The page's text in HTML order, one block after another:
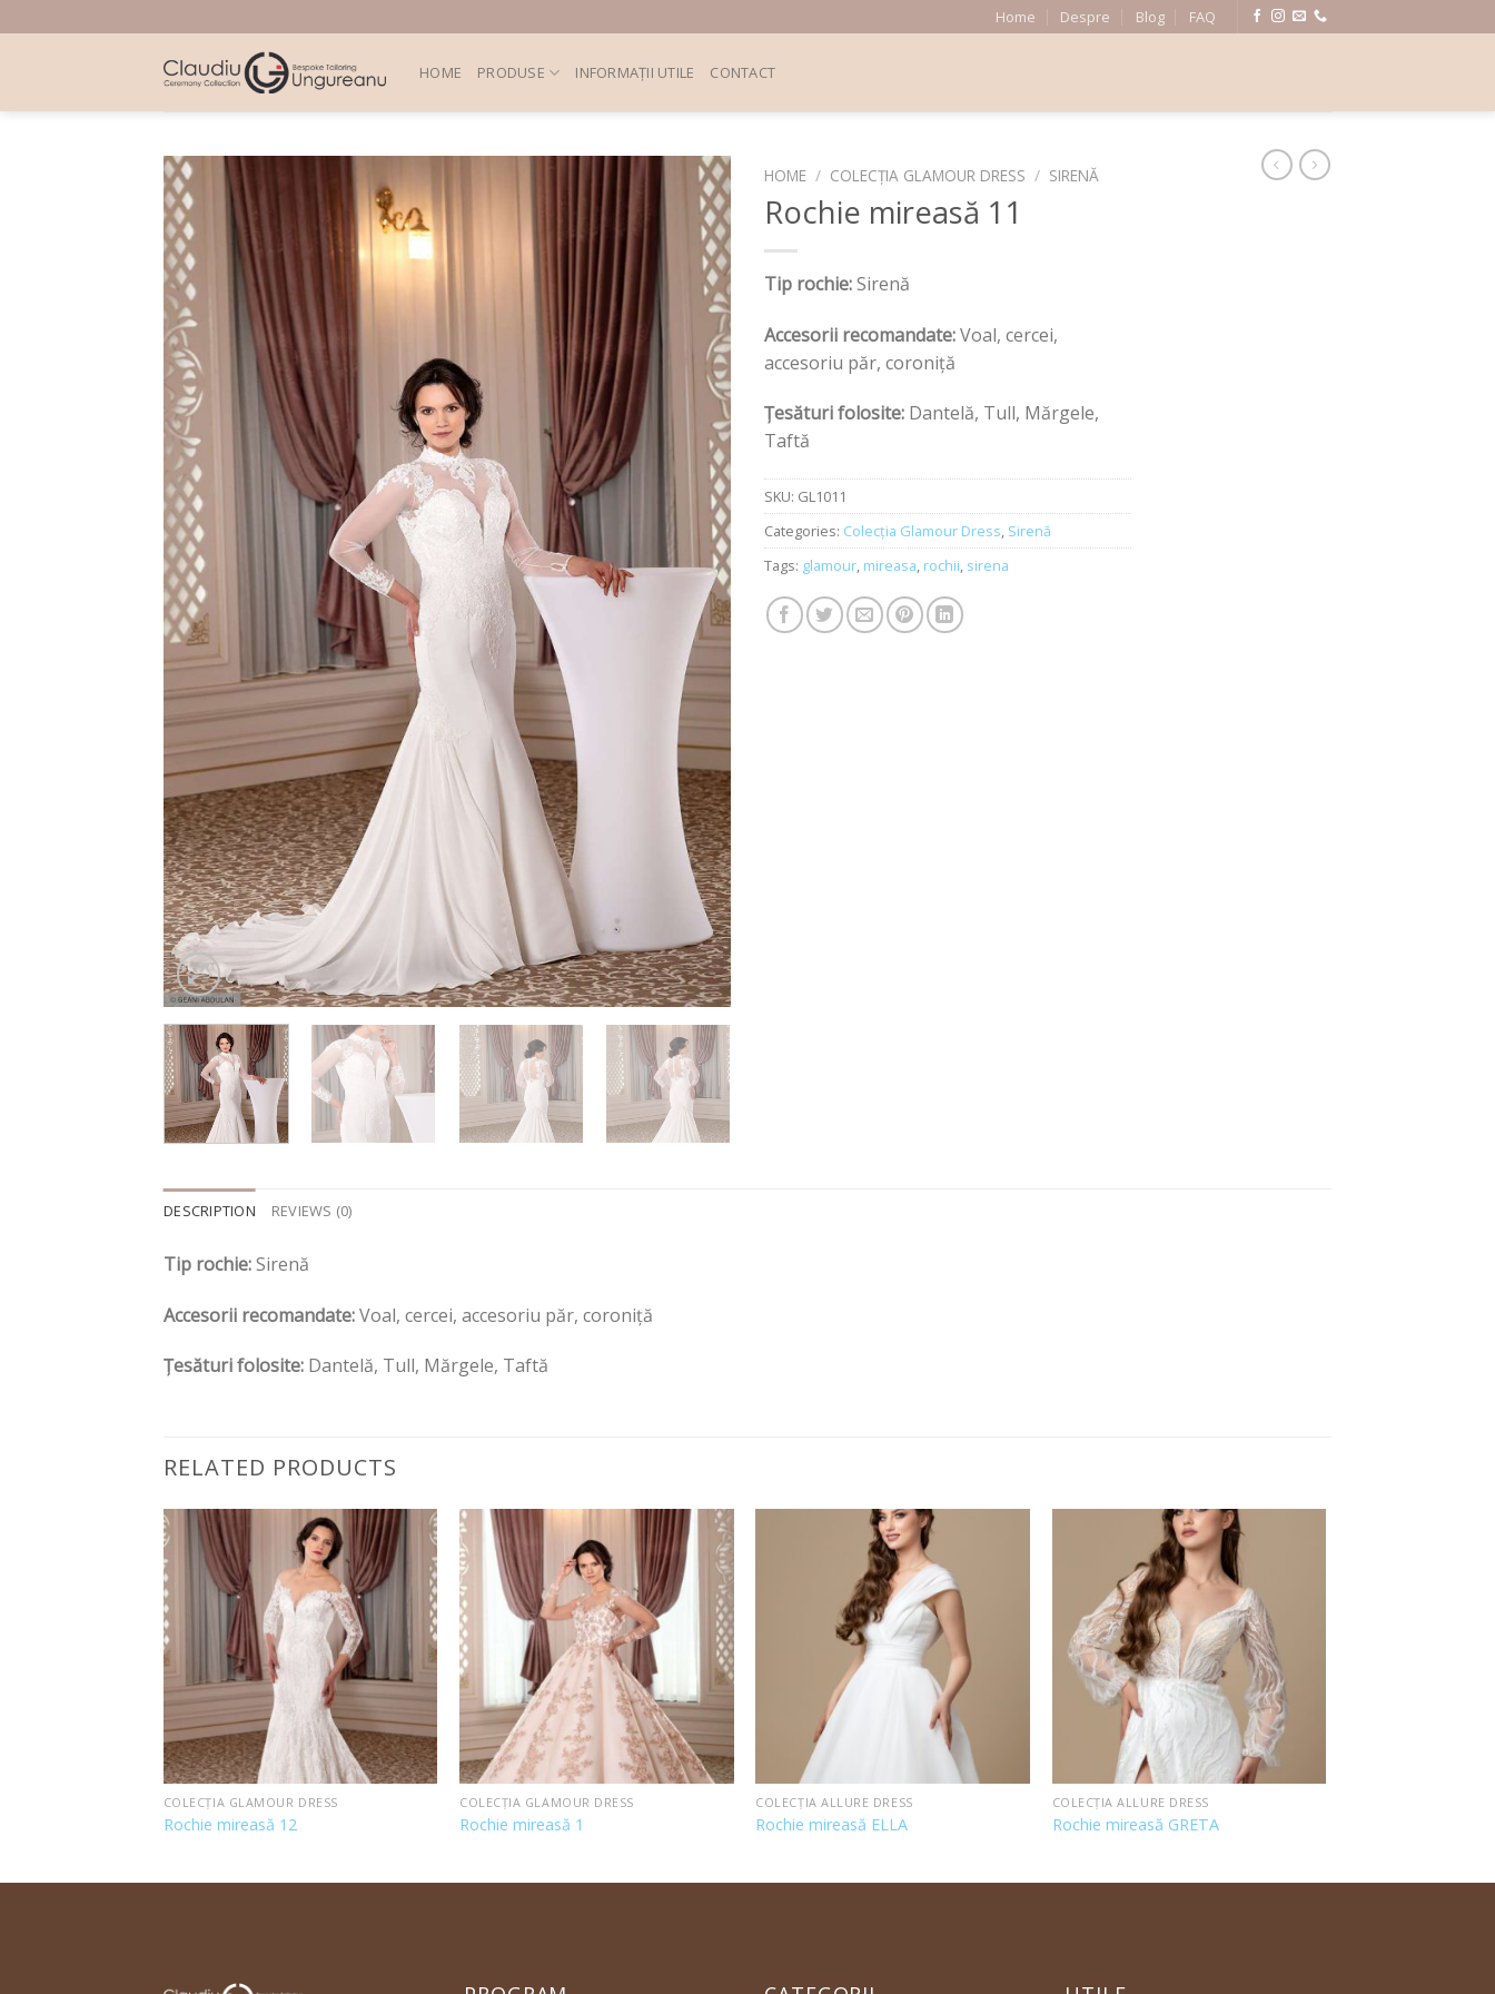
to
Home Despre Blog FAQ
HOME PRODUSE INFORMAȚII UTILE CONTACT
HOME / COLECȚIA GLAMOUR DRESS / SIRENĂ
Rochie mireasă 11
Tip rochie:Sirenă
Accesorii recomandate:Voal, cercei,
accesoriu păr, coroniță
Țesături folosite: Dantelă, Tull, Mărgele,
Taftă
SKU: GL1011
Categories: Colecția Glamour Dress, Sirenă
Tags: glamour, mireasa, rochii, sirena
DESCRIPTION REVIEWS (0)
Tip rochie:Sirenă
Accesorii recomandate:Voal, cercei, accesoriu păr, coroniță
Țesături folosite: Dantelă, Tull, Mărgele, Taftă
RELATED PRODUCTS
COLECȚIA GLAMOUR DRESS
Rochie mireasă 12
COLECȚIA GLAMOUR DRESS
Rochie mireasă 1
COLECȚIA ALLURE DRESS
Rochie mireasă ELLA
COLECȚIA ALLURE DRESS
Rochie mireasă GRETA